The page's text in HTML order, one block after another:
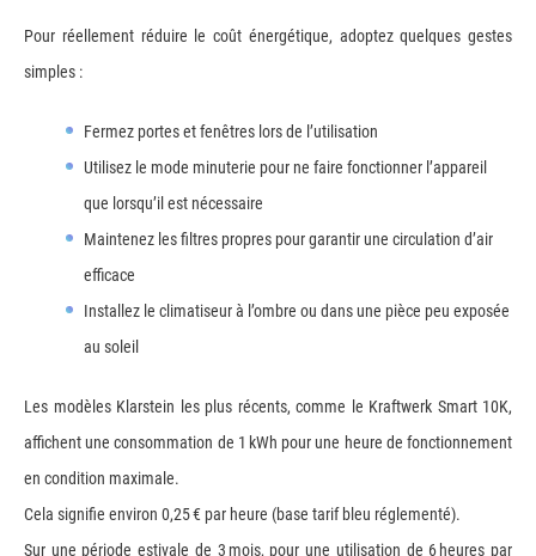
Pour réellement réduire le coût énergétique, adoptez quelques gestes
simples :
Fermez portes et fenêtres lors de l’utilisation
Utilisez le mode minuterie pour ne faire fonctionner l’appareil
que lorsqu’il est nécessaire
Maintenez les filtres propres pour garantir une circulation d’air
efficace
Installez le climatiseur à l’ombre ou dans une pièce peu exposée
au soleil
Les modèles Klarstein les plus récents, comme le Kraftwerk Smart 10K,
affichent une consommation de 1 kWh pour une heure de fonctionnement
en condition maximale.
Cela signifie environ 0,25 € par heure (base tarif bleu réglementé).
Sur une période estivale de 3 mois, pour une utilisation de 6 heures par